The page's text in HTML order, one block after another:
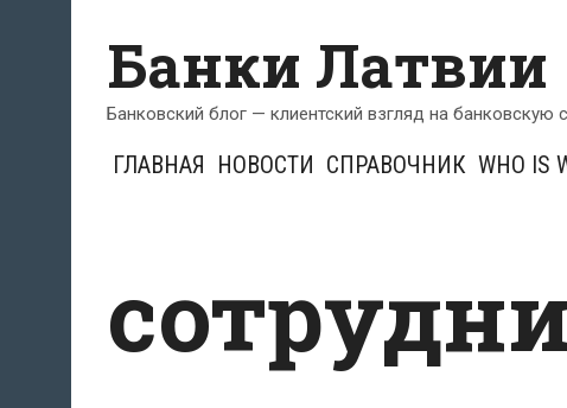
содержимому
Банки Латвии
Банковский блог — клиентский взгляд на банковскую
ГЛАВНАЯ НОВОСТИ СПРАВОЧНИК WHO IS